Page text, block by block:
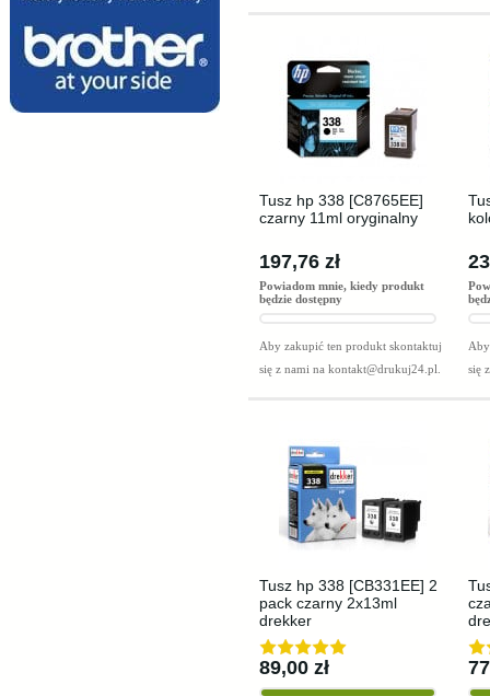
Tusz hp 338 [C8765EE]
czarny 11ml oryginalny
197,76 zł
Powiadom mnie, kiedy produkt
będzie dostępny
Aby zakupić ten produkt skontaktuj
się z nami na kontakt@drukuj24.pl
się
Tusz hp 338 [CB331EE] 2
pack czarny 2x13ml
drekker
89,00 zł